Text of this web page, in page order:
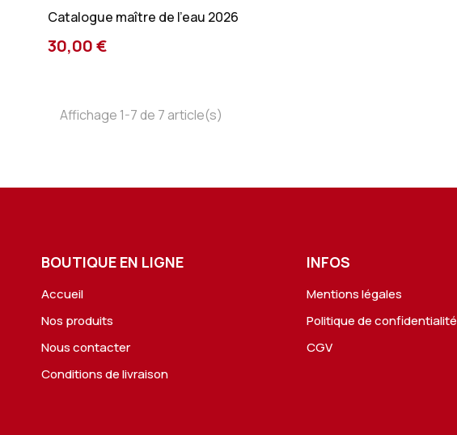
Catalogue maître de l'eau 2026
30,00 €
Affichage 1-7 de 7 article(s)
BOUTIQUE EN LIGNE
Accueil
Nos produits
Nous contacter
Conditions de livraison
INFOS
Mentions légales
Politique de confidentialité
CGV